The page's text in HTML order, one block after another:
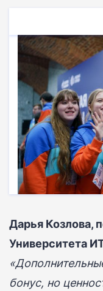
Дарья Козлова,
Университета
бонус, но